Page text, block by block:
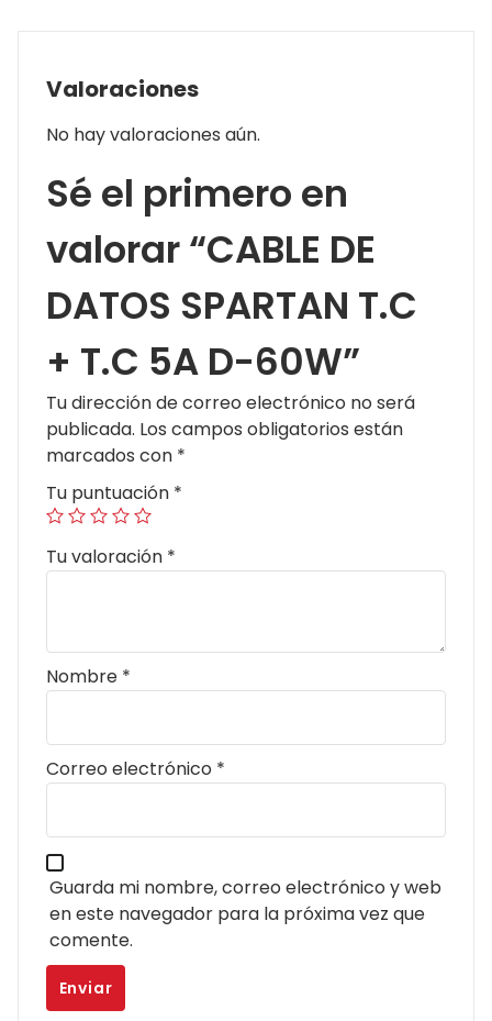
Valoraciones
No hay valoraciones aún.
Sé el primero en
valorar “CABLE DE
DATOS SPARTAN T.C
+ T.C 5A D-60W”
Tu dirección de correo electrónico no será
publicada. Los campos obligatorios están
marcados con *
Tu puntuación *
Tu valoración *
Nombre *
Correo electrónico *
Guarda mi nombre, correo electrónico y web
en este navegador para la próxima vez que
comente.